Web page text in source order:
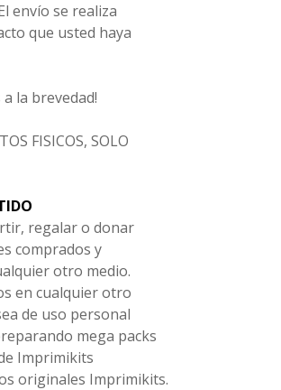
envío se realiza
que usted haya
la brevedad!
FISICOS, SOLO
regalar o donar
comprados y
otro medio.
en cualquier otro
de uso personal
mega packs
Imprimikits
originales Imprimikits.